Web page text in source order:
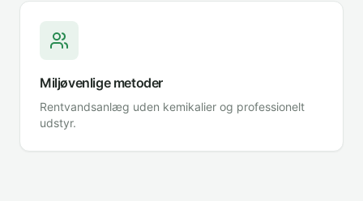
Miljøvenlige metoder
Rentvandsanlæg uden kemikalier og professionelt
udstyr.